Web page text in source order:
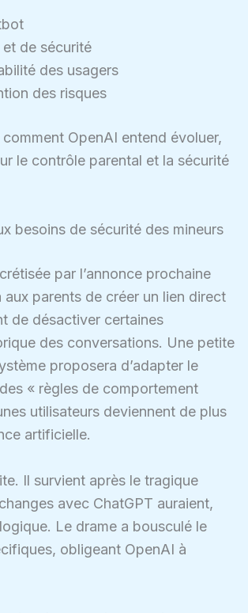
de sécurité
des usagers
des risques
OpenAI entend évoluer,
le contrôle parental et la sécurité
besoins de sécurité des mineurs
par l’annonce prochaine
parents de créer un lien direct
de désactiver certaines
des conversations. Une petite
proposera d’adapter le
« règles de comportement
utilisateurs deviennent de plus
artificielle.
Il survient après le tragique
avec ChatGPT auraient,
Le drame a bousculé le
obligeant OpenAI à